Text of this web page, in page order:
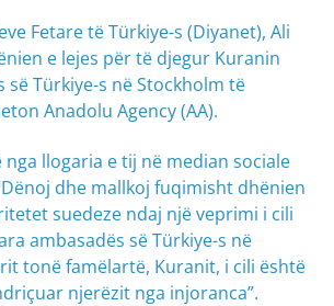
Fetare të Türkiye-s (Diyanet), Ali
e lejes për të djegur Kuranin
së Türkiye-s në Stockholm të
Anadolu Agency (AA).
nga llogaria e tij në median sociale
dhe mallkoj fuqimisht dhënien
suedeze ndaj një veprimi i cili
ambasadës së Türkiye-s në
tonë famëlartë, Kuranit, i cili është
njerëzit nga injoranca”.